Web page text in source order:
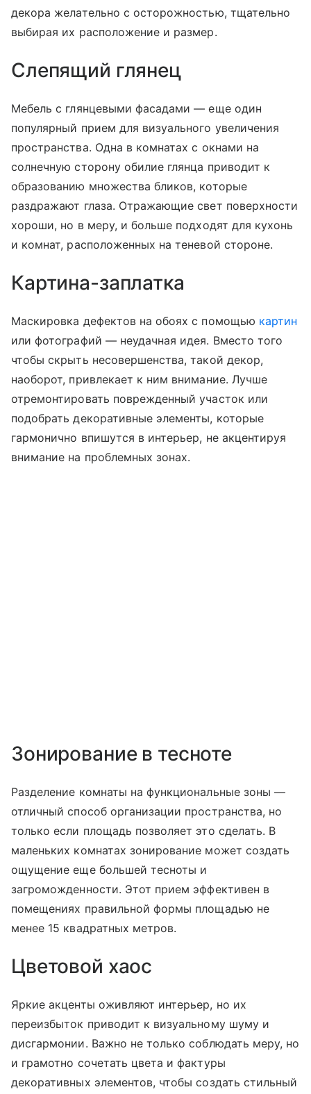
декора желательно с осторожностью, тщательно
выбирая их расположение и размер.
Слепящий глянец
Мебель с глянцевыми фасадами — еще один
популярный прием для визуального увеличения
пространства. Одна в комнатах с окнами на
солнечную сторону обилие глянца приводит к
образованию множества бликов, которые
раздражают глаза. Отражающие свет поверхности
хороши, но в меру, и больше подходят для кухонь
и комнат, расположенных на теневой стороне.
Картина-заплатка
Маскировка дефектов на обоях с помощью картин
или фотографий — неудачная идея. Вместо того
чтобы скрыть несовершенства, такой декор,
наоборот, привлекает к ним внимание. Лучше
отремонтировать поврежденный участок или
подобрать декоративные элементы, которые
гармонично впишутся в интерьер, не акцентируя
внимание на проблемных зонах.
Зонирование в тесноте
Разделение комнаты на функциональные зоны —
отличный способ организации пространства, но
только если площадь позволяет это сделать. В
маленьких комнатах зонирование может создать
ощущение еще большей тесноты и
загроможденности. Этот прием эффективен в
помещениях правильной формы площадью не
менее 15 квадратных метров.
Цветовой хаос
Яркие акценты оживляют интерьер, но их
переизбыток приводит к визуальному шуму и
дисгармонии. Важно не только соблюдать меру, но
и грамотно сочетать цвета и фактуры
декоративных элементов, чтобы создать стильный